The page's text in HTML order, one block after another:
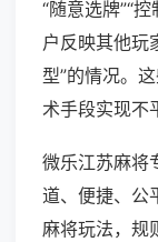
“随意选牌”“
户反映其他玩
型”的情况。
术手段实现不
微乐江苏麻将
道、便捷、公
麻将玩法，规